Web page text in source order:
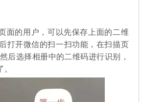
面的用户，可以先保存上面的二维
打开微信的扫一扫功能，在扫描页
后选择相册中的二维码进行识别，